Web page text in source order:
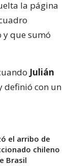
la página
y que sumó
Julián
definió con un
el arribo de
chileno
Brasil